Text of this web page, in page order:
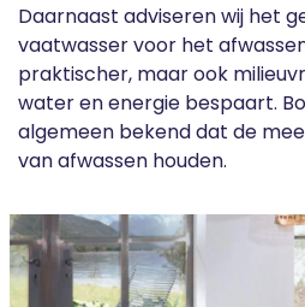
Daarnaast adviseren wij het
vaatwasser voor het
praktischer, maar ook
water en energie bespaart.
algemeen bekend dat de
van afwassen houden.